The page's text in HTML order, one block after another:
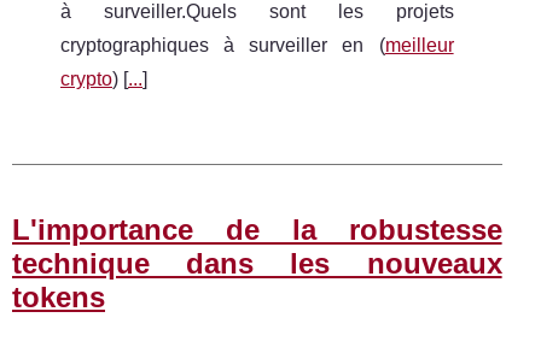
à surveiller.Quels sont les projets
cryptographiques à surveiller en (meilleur
crypto) [...]
L'importance de la robustesse
technique dans les nouveaux
tokens